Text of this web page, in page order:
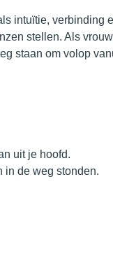
intuïtie, verbinding
stellen. Als
staan om volop
uit je hoofd.
in de weg stonden.